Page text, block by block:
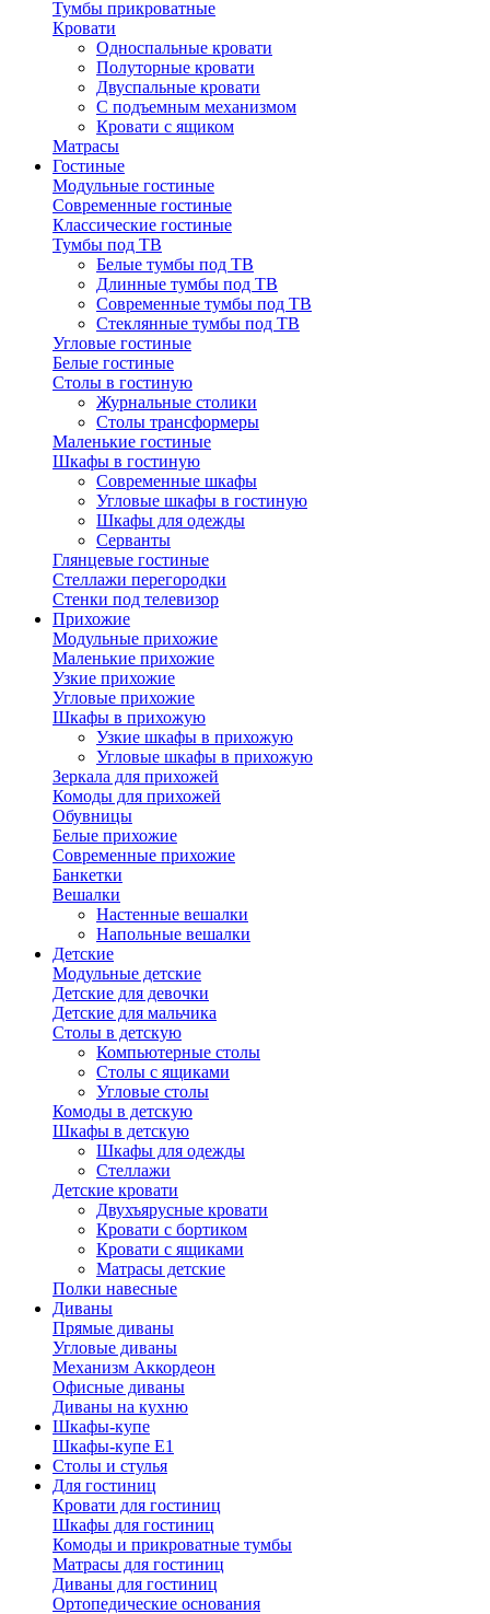
Тумбы прикроватные
Кровати
Односпальные кровати
Полуторные кровати
Двуспальные кровати
С подъемным механизмом
Кровати с ящиком
Матрасы
Гостиные
Модульные гостиные
Современные гостиные
Классические гостиные
Тумбы под ТВ
Белые тумбы под ТВ
Длинные тумбы под ТВ
Современные тумбы под ТВ
Стеклянные тумбы под ТВ
Угловые гостиные
Белые гостиные
Столы в гостиную
Журнальные столики
Столы трансформеры
Маленькие гостиные
Шкафы в гостиную
Современные шкафы
Угловые шкафы в гостиную
Шкафы для одежды
Серванты
Глянцевые гостиные
Стеллажи перегородки
Стенки под телевизор
Прихожие
Модульные прихожие
Маленькие прихожие
Узкие прихожие
Угловые прихожие
Шкафы в прихожую
Узкие шкафы в прихожую
Угловые шкафы в прихожую
Зеркала для прихожей
Комоды для прихожей
Обувницы
Белые прихожие
Современные прихожие
Банкетки
Вешалки
Настенные вешалки
Напольные вешалки
Детские
Модульные детские
Детские для девочки
Детские для мальчика
Столы в детскую
Компьютерные столы
Столы с ящиками
Угловые столы
Комоды в детскую
Шкафы в детскую
Шкафы для одежды
Стеллажи
Детские кровати
Двухъярусные кровати
Кровати с бортиком
Кровати с ящиками
Матрасы детские
Полки навесные
Диваны
Прямые диваны
Угловые диваны
Механизм Аккордеон
Офисные диваны
Диваны на кухню
Шкафы-купе
Шкафы-купе Е1
Столы и стулья
Для гостиниц
Кровати для гостиниц
Шкафы для гостиниц
Комоды и прикроватные тумбы
Матрасы для гостиниц
Диваны для гостиниц
Ортопедические основания